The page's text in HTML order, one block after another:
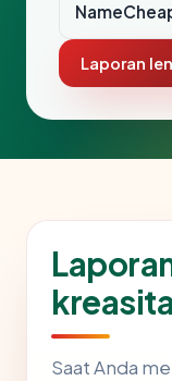
Laporan
Saat Anda